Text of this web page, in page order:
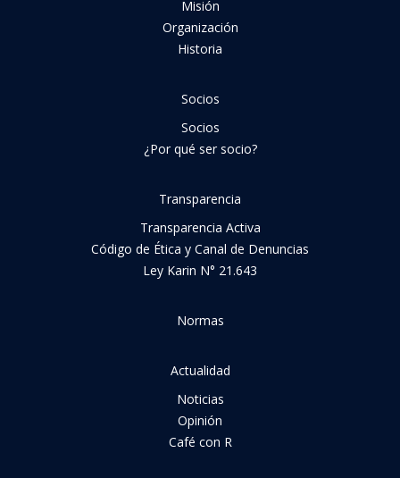
Misión
Organización
Historia
Socios
Socios
¿Por qué ser socio?
Transparencia
Transparencia Activa
Código de Ética y Canal de Denuncias
Ley Karin N° 21.643
Normas
Actualidad
Noticias
Opinión
Café con R